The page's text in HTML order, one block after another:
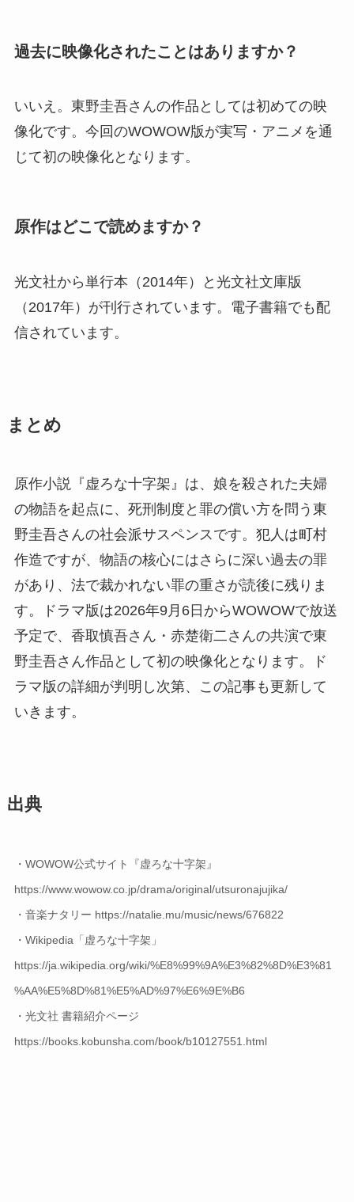
過去に映像化されたことはありますか？
いいえ。東野圭吾さんの作品としては初めての映
像化です。今回のWOWOW版が実写・アニメを通
じて初の映像化となります。
原作はどこで読めますか？
光文社から単行本（2014年）と光文社文庫版
（2017年）が刊行されています。電子書籍でも配
信されています。
まとめ
原作小説『虚ろな十字架』は、娘を殺された夫婦
の物語を起点に、死刑制度と罪の償い方を問う東
野圭吾さんの社会派サスペンスです。犯人は町村
作造ですが、物語の核心にはさらに深い過去の罪
があり、法で裁かれない罪の重さが読後に残りま
す。ドラマ版は2026年9月6日からWOWOWで放送
予定で、香取慎吾さん・赤楚衛二さんの共演で東
野圭吾さん作品として初の映像化となります。ド
ラマ版の詳細が判明し次第、この記事も更新して
いきます。
出典
・WOWOW公式サイト『虚ろな十字架』
https://www.wowow.co.jp/drama/original/utsuronajujika/
・音楽ナタリー https://natalie.mu/music/news/676822
・Wikipedia「虚ろな十字架」
https://ja.wikipedia.org/wiki/%E8%99%9A%E3%82%8D%E3%81
%AA%E5%8D%81%E5%AD%97%E6%9E%B6
・光文社 書籍紹介ページ
https://books.kobunsha.com/book/b10127551.html